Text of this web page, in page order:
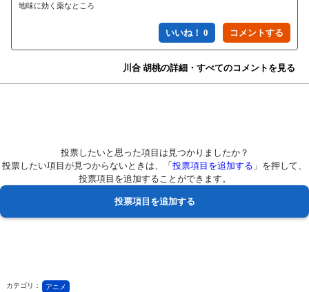
地味に効く薬なところ
いいね！ 0
川合 胡桃の詳細・すべてのコメントを見る
投票したいと思った項目は見つかりましたか？
投票したい項目が見つからないときは、「 投票項目を追加する 」を押して、
投票項目を追加することができます。
カテゴリ： アニメ